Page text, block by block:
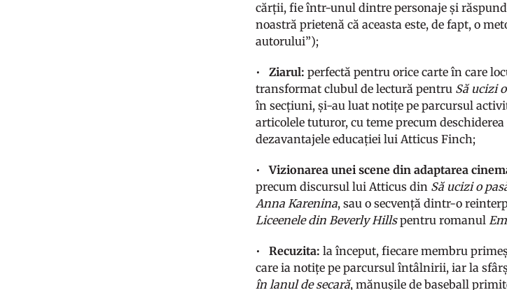
cărții, fie într-unul dintre personaje și
noastră prietenă că aceasta este, de fapt, o
autorului”);
•Ziarul: perfectă pentru orice carte în care
transformat clubul de lectură pentru Să ucizi
în secțiuni, și-au luat notițe pe parcursul
articolele tuturor, cu teme precum
dezavantajele educației lui Atticus Finch;
•Vizionarea unei scene din adaptarea
precum discursul lui Atticus din Să ucizi o
Anna Karenina, sau o secvență dintr-o
Liceenele din Beverly Hillspentru romanul
•Recuzita: la început, fiecare membru
care ia notițe pe parcursul întâlnirii, iar la
în lanul de secară, mănușile de baseball